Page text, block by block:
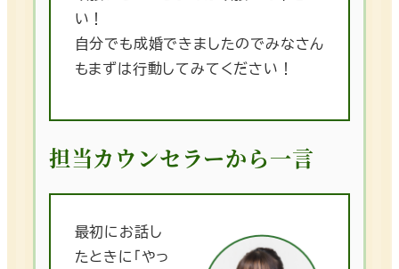
い！
自分でも成婚できましたのでみなさん
もまずは行動してみてください！
担当カウンセラーから一言
最初にお話し
たときに「やっ